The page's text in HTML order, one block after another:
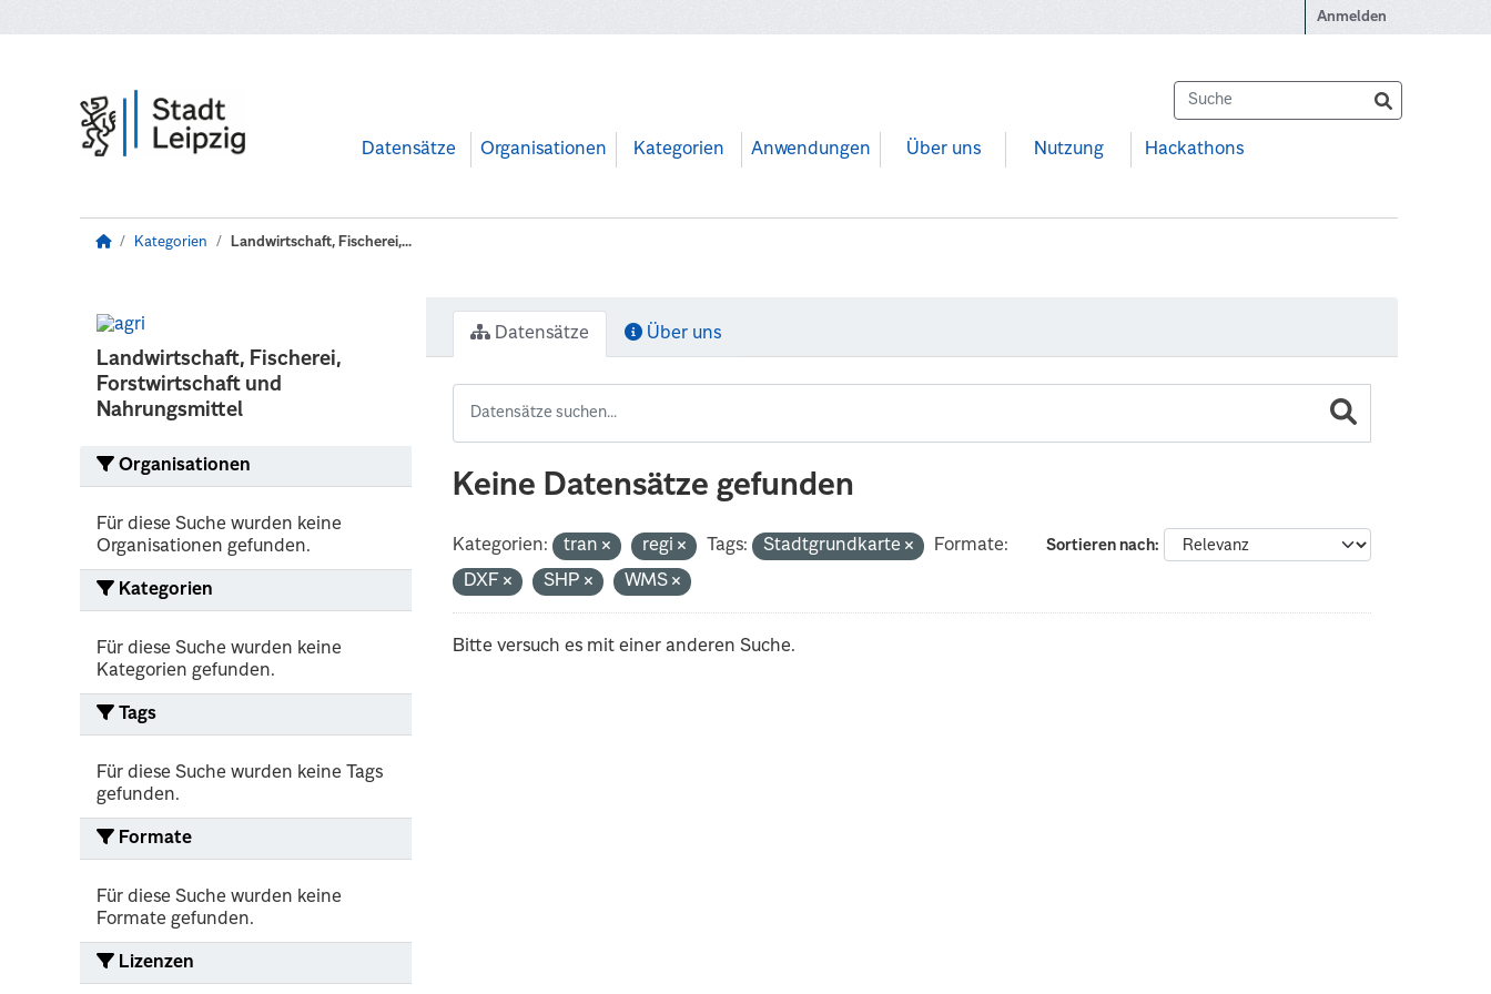
Anmelden
Datensätze Organisationen Kategorien Anwendungen Über uns Nutzung Hackathons
Kategorien Landwirtschaft, Fischerei,...
Landwirtschaft, Fischerei,
Forstwirtschaft und
Nahrungsmittel
Organisationen
Für diese Suche wurden keine
Organisationen gefunden.
Kategorien
Für diese Suche wurden keine
Kategorien gefunden.
Tags
Für diese Suche wurden keine Tags
gefunden.
Formate
Für diese Suche wurden keine
Formate gefunden.
Lizenzen
Datensätze Über uns
Keine Datensätze gefunden
Sortieren nach
Kategorien: tran regi Tags: Stadtgrundkarte
Formate:
DXF
SHP WMS
Bitte versuch es mit einer anderen Suche.